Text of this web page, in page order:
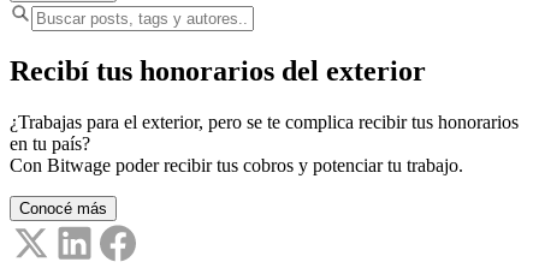
Recibí tus honorarios del exterior
¿Trabajas para el exterior, pero se te complica recibir tus honorarios
en tu país?
Con Bitwage poder recibir tus cobros y potenciar tu trabajo.
Conocé más